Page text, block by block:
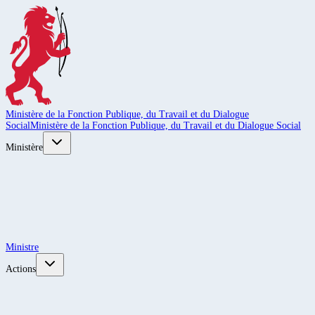
Ministère de la Fonction Publique, du Travail et du Dialogue
SocialMinistère de la Fonction Publique, du Travail et du Dialogue Social
Ministère
Ministre
Actions